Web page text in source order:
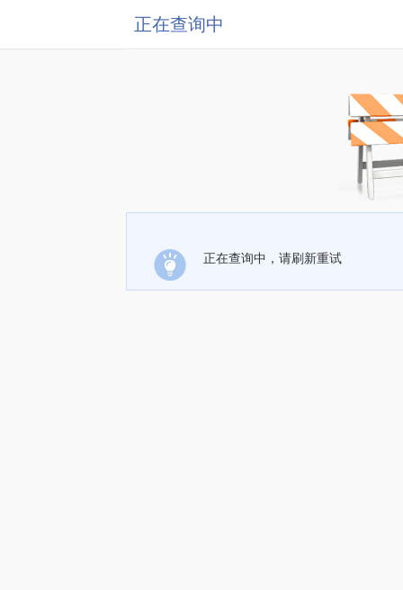
正在查询中
正在查询中，请刷新重试